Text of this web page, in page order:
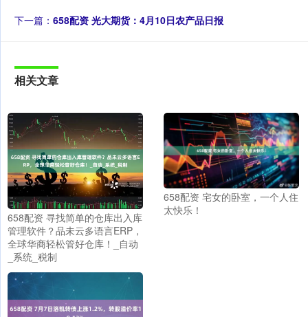
下一篇： 658配资 光大期货：4月10日农产品日报
相关文章
658配资 寻找简单的仓库出入库
管理软件？品未云多语言ERP，
全球华商轻松管好仓库！_自动
_系统_税制
658配资 宅女的卧室，一个人住
太快乐！